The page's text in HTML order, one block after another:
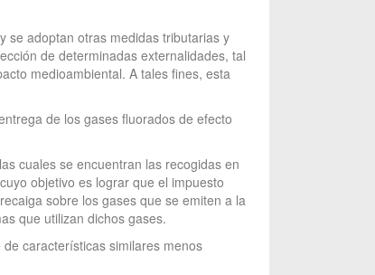
se adoptan otras medidas tributarias y
de determinadas externalidades, tal
medioambiental. A tales fines, esta
de los gases fluorados de efecto
cuales se encuentran las recogidas en
objetivo es lograr que el impuesto
sobre los gases que se emiten a la
que utilizan dichos gases.
características similares menos